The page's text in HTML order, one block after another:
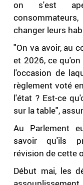
on s'est
changer leurs
"On va avoir, au
et 2026, ce
l'occasion de
règlement voté
l'état ? Est-ce
sur la table",
Au Parlement
savoir qu'ils
révision de cette
Début mai, les